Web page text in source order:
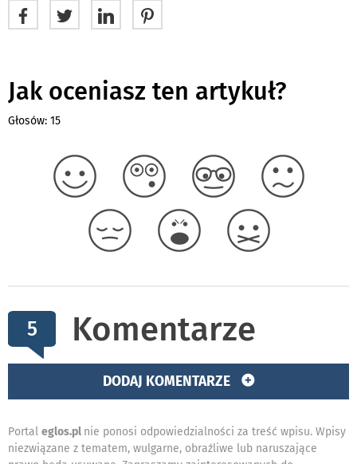
Jak oceniasz ten artykuł?
Głosów: 15
5 Komentarze
DODAJ KOMENTARZE
Portal eglos.pl nie ponosi odpowiedzialności za treść wpisu. Wpisy
niezwiązane z tematem, wulgarne, obraźliwe lub naruszające